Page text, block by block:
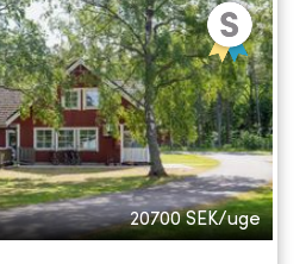
20700 SEK/uge